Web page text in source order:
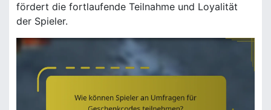
fördert die fortlaufende Teilnahme und Loyalität
der Spieler.